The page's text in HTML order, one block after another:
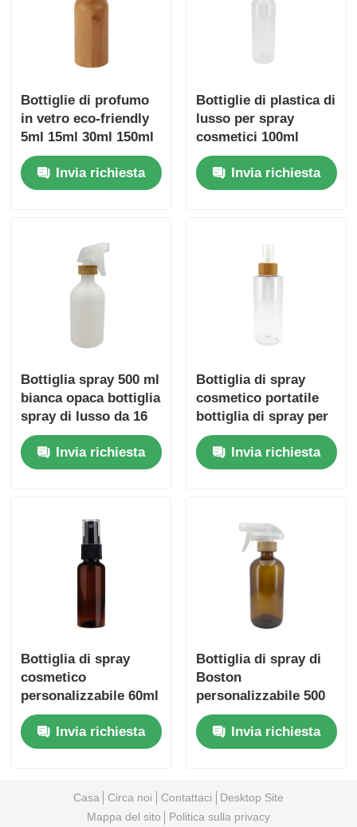
Bottiglie di profumo
in vetro eco-friendly
5ml 15ml 30ml 150ml
Bottiglie cosmetiche
in bambùInvia richiesta
Bottiglie di plastica di
lusso per spray
cosmetici 100ml
200ml Bottiglie di
spray di bambù con
spalle arrotondate
Invia richiesta
Bottiglia spray 500 ml
bianca opaca bottiglia
spray di lusso da 16
once
Invia richiesta
Bottiglia di spray
cosmetico portatile
bottiglia di spray per
profumi trasparente
100 ml con coperchio
di plastica e bambù
Invia richiesta
Bottiglia di spray
cosmetico
personalizzabile 60ml
2oz Bottiglia di spray
di plastica Amber
Invia richiesta
Bottiglia di spray di
Boston
personalizzabile 500
ml di ambrato con
tappo di bambù
Invia richiesta
Casa Circa noi Contattaci
Desktop Site
Mappa del sito
Politica sulla privacy